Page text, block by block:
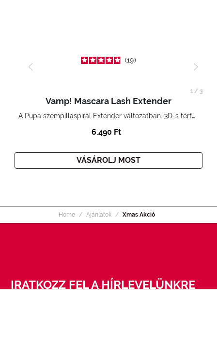
19
Vamp! Mascara Lash Extender
A Pupa szempillaspirál Extender változatban. 3D-s térfogatnövelő hatás. Hihetetlenül hosszú és göndör szempillák
6.490 Ft
VÁSÁROLJ MOST
1/ 3
Home Ajánlatok Xmas Akció
IRATKOZZ FEL A HÍRLEVELÜNKRE